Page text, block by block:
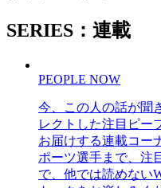
SERIES：連載
PEOPLE NOW
今、この人の話が聞
レクトした注目ピー
お届けする連載コー
ポーツ選手まで、注
で、他では読めない